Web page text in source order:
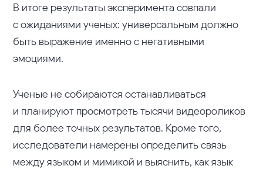
В итоге результаты эксперимента совпали
с ожиданиями ученых: универсальным должно
быть выражение именно с негативными
эмоциями.
Ученые не собираются останавливаться
и планируют просмотреть тысячи видеороликов
для более точных результатов. Кроме того,
исследователи намерены определить связь
между языком и мимикой и выяснить, как язык